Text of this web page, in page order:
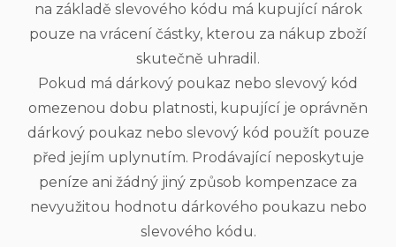
na základě slevového kódu má kupující nárok
pouze na vrácení částky, kterou za nákup zboží
skutečně uhradil.
Pokud má dárkový poukaz nebo slevový kód
omezenou dobu platnosti, kupující je oprávněn
dárkový poukaz nebo slevový kód použít pouze
před jejím uplynutím. Prodávající neposkytuje
peníze ani žádný jiný způsob kompenzace za
nevyužitou hodnotu dárkového poukazu nebo
slevového kódu.